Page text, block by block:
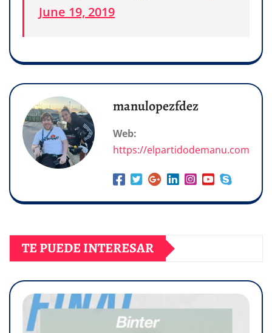
June 19, 2019
manulopezfdez
Web:
https://elpartidodemanu.com
TE PUEDE INTERESAR